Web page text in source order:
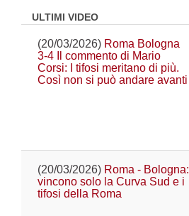
ULTIMI VIDEO
(20/03/2026) Roma Bologna
3-4 Il commento di Mario
Corsi: I tifosi meritano di più.
Così non si può andare avanti
(20/03/2026) Roma - Bologna:
vincono solo la Curva Sud e i
tifosi della Roma